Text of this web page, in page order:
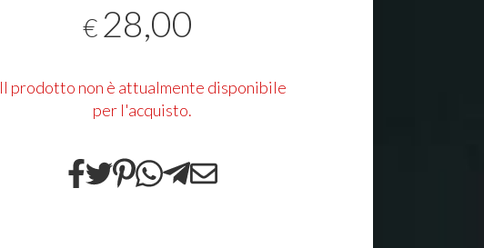
€ 28,00
Il prodotto non è attualmente disponibile
per l'acquisto.